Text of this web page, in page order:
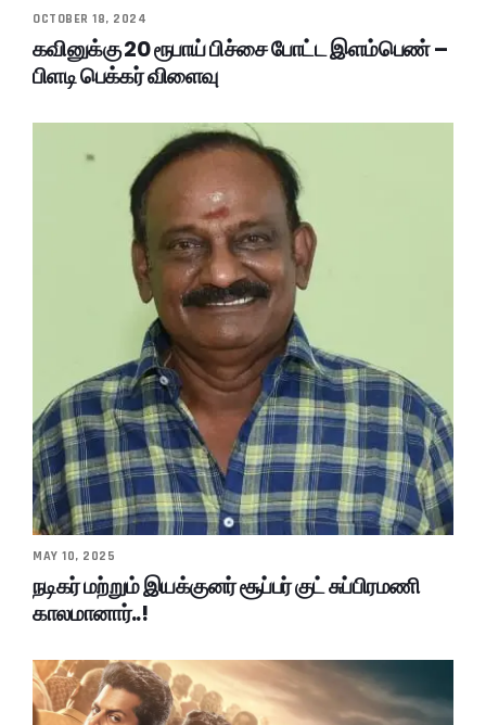
OCTOBER 18, 2024
கவினுக்கு 20 ரூபாய் பிச்சை போட்ட இளம்பெண் –
பிளடி பெக்கர் விளைவு
MAY 10, 2025
நடிகர் மற்றும் இயக்குனர் சூப்பர் குட் சுப்பிரமணி
காலமானார்..!